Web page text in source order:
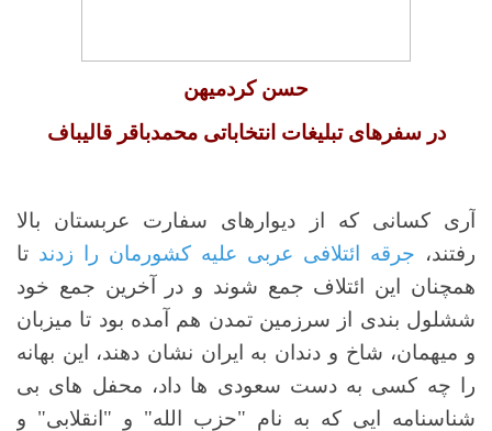
حسن کردمیهن
در سفرهای تبلیغات انتخاباتی محمدباقر قالیباف
آری کسانی که از دیوارهای سفارت عربستان بالا
رفتند، جرقه ائتلافی عربی علیه کشورمان را زدند تا
همچنان این ائتلاف جمع شوند و در آخرین جمع خود
ششلول بندی از سرزمین تمدن هم آمده بود تا میزبان
و میهمان، شاخ و دندان به ایران نشان دهند، این بهانه
را چه کسی به دست سعودی ها داد، محفل های بی
شناسنامه ایی که به نام "حزب الله" و "انقلابی" و